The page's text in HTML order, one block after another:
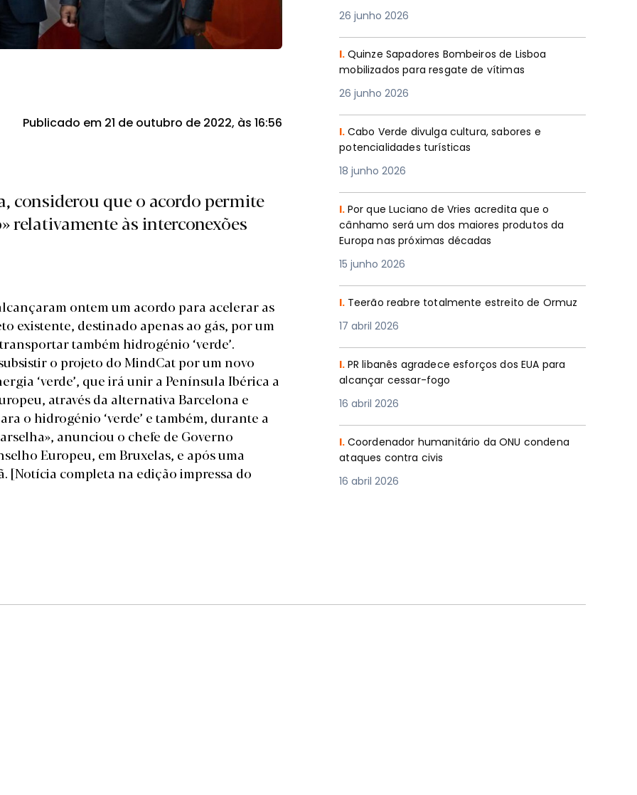
Publicado em 21 de outubro de 2022, às 16:56
que o acordo permite
às interconexões
ontem um acordo para acelerar as
existente, destinado apenas ao gás, por um
também hidrogénio ‘verde’.
o projeto do MindCat por um novo
‘verde’, que irá unir a Península Ibérica a
através da alternativa Barcelona e
o hidrogénio ‘verde’ e também, durante a
anunciou o chefe de Governo
Europeu, em Bruxelas, e após uma
[Notícia completa na edição impressa do
26 junho 2026
I. Quinze Sapadores Bombeiros de Lisboa
mobilizados para resgate de vítimas
26 junho 2026
I. Cabo Verde divulga cultura, sabores e
potencialidades turísticas
18 junho 2026
I. Por que Luciano de Vries acredita que o
cânhamo será um dos maiores produtos da
Europa nas próximas décadas
15 junho 2026
I. Teerão reabre totalmente estreito de Ormuz
17 abril 2026
I. PR libanês agradece esforços dos EUA para
alcançar cessar-fogo
16 abril 2026
I. Coordenador humanitário da ONU condena
ataques contra civis
16 abril 2026